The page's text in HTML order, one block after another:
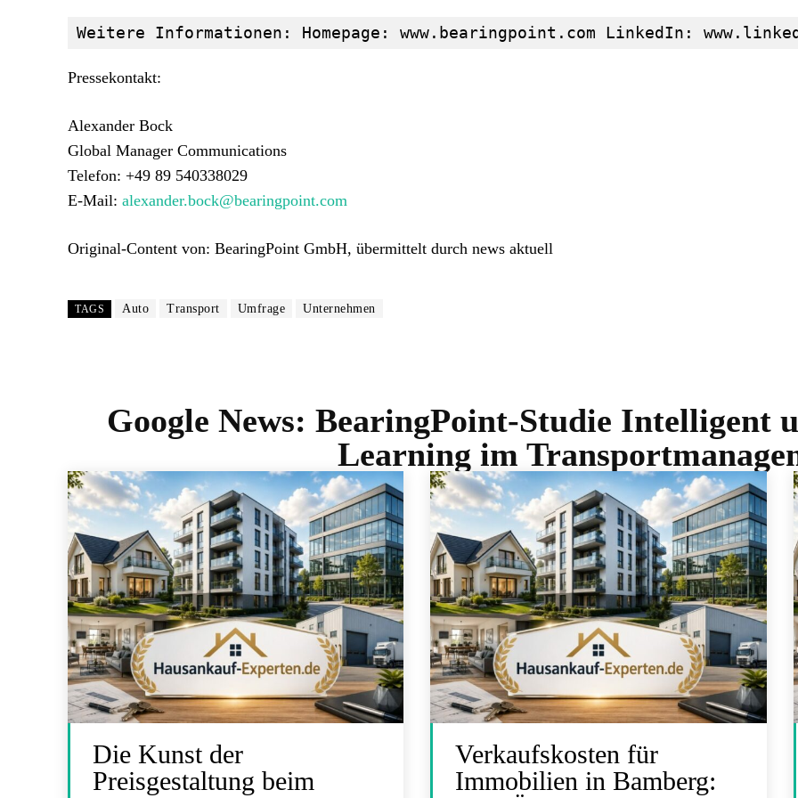
Weitere Informationen: Homepage: www.bearingpoint.com LinkedIn:
Pressekontakt:
Alexander Bock
Global Manager Communications
Telefon: +49 89 540338029
E-Mail: alexander.bock@bearingpoint.com
Original-Content von: BearingPoint GmbH, übermittelt durch news aktuell
TAGS Auto Transport Umfrage Unternehmen
Google News: BearingPoint-Studie Intelligent
Learning im
Die Kunst der
Preisgestaltung beim
Verkaufskosten für
Immobilien in Bamberg: